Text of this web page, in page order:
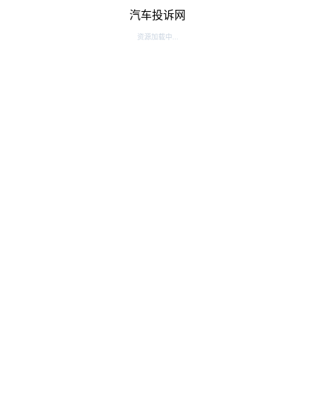
汽车投诉网
资源加载中...